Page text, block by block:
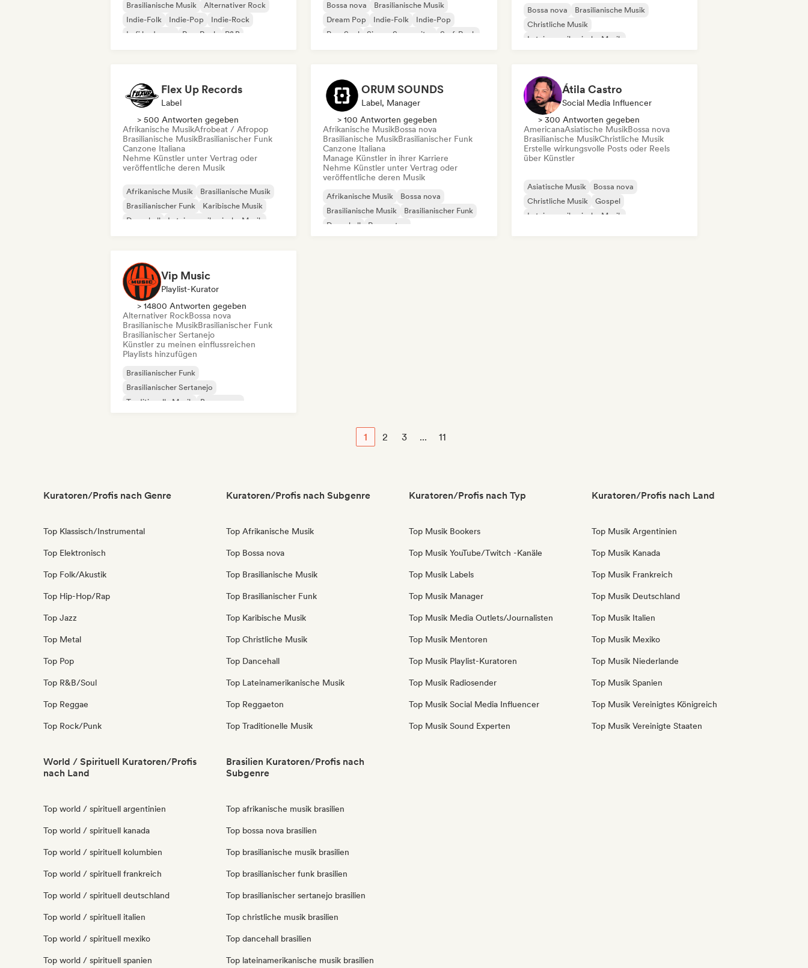
Brasilianische Musik
Alternativer Rock
Indie-Folk
Indie-Pop
Indie-Rock
Lofi bedroom
Pop-Rock R&B
Bossa nova
Brasilianische Musik
Dream Pop
Indie-Folk
Indie-Pop
Pop-Soul
Singer-Songwriter Surf-Rock
Bossa nova
Brasilianische Musik
Christliche Musik
Lateinamerikanische Musik
Flex Up Records
Label
> 500 Antworten gegeben
Afrikanische MusikAfrobeat / Afropop
Brasilianische MusikBrasilianischer Funk
Canzone Italiana
Nehme Künstler unter Vertrag oder
veröffentliche deren Musik
Afrikanische Musik
Brasilianische Musik
Brasilianischer Funk
Karibische Musik
Dancehall
Lateinamerikanische Musik
ORUM SOUNDS
Label, Manager
> 100 Antworten gegeben
Afrikanische MusikBossa nova
Brasilianische MusikBrasilianischer Funk
Canzone Italiana
Manage Künstler in ihrer Karriere
Nehme Künstler unter Vertrag oder
veröffentliche deren Musik
Afrikanische Musik
Bossa nova
Brasilianische Musik
Brasilianischer Funk
Dancehall
Reggaeton
Átila Castro
Social Media Influencer
> 300 Antworten gegeben
AmericanaAsiatische MusikBossa nova
Brasilianische MusikChristliche Musik
Erstelle wirkungsvolle Posts oder Reels
über Künstler
Asiatische Musik
Bossa nova
Christliche Musik
Gospel
Lateinamerikanische Musik
Vip Music
Playlist-Kurator
> 14800 Antworten gegeben
Alternativer RockBossa nova
Brasilianische MusikBrasilianischer Funk
Brasilianischer Sertanejo
Künstler zu meinen einflussreichen
Playlists hinzufügen
Brasilianischer Funk
Brasilianischer Sertanejo
Traditionelle Musik
Bossa nova
1 2 3 ... 11
Kuratoren/Profis nach Genre
Top Klassisch/Instrumental
Top Elektronisch
Top Folk/Akustik
Top Hip-Hop/Rap
Top Jazz
Top Metal
Top Pop
Top R&B/Soul
Top Reggae
Top Rock/Punk
Kuratoren/Profis nach Subgenre
Top Afrikanische Musik
Top Bossa nova
Top Brasilianische Musik
Top Brasilianischer Funk
Top Karibische Musik
Top Christliche Musik
Top Dancehall
Top Lateinamerikanische Musik
Top Reggaeton
Top Traditionelle Musik
Kuratoren/Profis nach Typ
Top Musik Bookers
Top Musik YouTube/Twitch -Kanäle
Top Musik Labels
Top Musik Manager
Top Musik Media Outlets/Journalisten
Top Musik Mentoren
Top Musik Playlist-Kuratoren
Top Musik Radiosender
Top Musik Social Media Influencer
Top Musik Sound Experten
Kuratoren/Profis nach Land
Top Musik Argentinien
Top Musik Kanada
Top Musik Frankreich
Top Musik Deutschland
Top Musik Italien
Top Musik Mexiko
Top Musik Niederlande
Top Musik Spanien
Top Musik Vereinigtes Königreich
Top Musik Vereinigte Staaten
World / Spirituell Kuratoren/Profis
nach Land
Top world / spirituell argentinien
Top world / spirituell kanada
Top world / spirituell kolumbien
Top world / spirituell frankreich
Top world / spirituell deutschland
Top world / spirituell italien
Top world / spirituell mexiko
Top world / spirituell spanien
Brasilien Kuratoren/Profis nach
Subgenre
Top afrikanische musik brasilien
Top bossa nova brasilien
Top brasilianische musik brasilien
Top brasilianischer funk brasilien
Top brasilianischer sertanejo brasilien
Top christliche musik brasilien
Top dancehall brasilien
Top lateinamerikanische musik brasilien